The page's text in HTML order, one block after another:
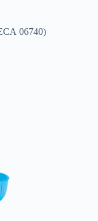
06740)